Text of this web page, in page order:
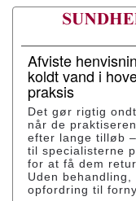
Afviste
koldt vand i
praksis
Det gør rigtig
når de
efter lange tilløb
til specialisterne
for at få dem
Uden behandling,
opfordring til